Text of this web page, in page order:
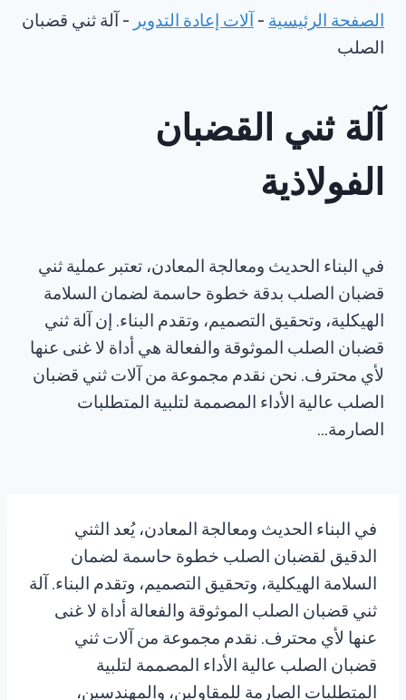
الصفحة الرئيسية - آلات إعادة التدوير - آلة ثني قضبان
الصلب
آلة ثني القضبان
الفولاذية
في البناء الحديث ومعالجة المعادن، تعتبر عملية ثني
قضبان الصلب بدقة خطوة حاسمة لضمان السلامة
الهيكلية، وتحقيق التصميم، وتقدم البناء. إن آلة ثني
قضبان الصلب الموثوقة والفعالة هي أداة لا غنى عنها
لأي محترف. نحن نقدم مجموعة من آلات ثني قضبان
الصلب عالية الأداء المصممة لتلبية المتطلبات
الصارمة…
في البناء الحديث ومعالجة المعادن، يُعد الثني
الدقيق لقضبان الصلب خطوة حاسمة لضمان
السلامة الهيكلية، وتحقيق التصميم، وتقدم البناء. آلة
ثني قضبان الصلب الموثوقة والفعالة أداة لا غنى
عنها لأي محترف. نقدم مجموعة من آلات ثني
قضبان الصلب عالية الأداء المصممة لتلبية
المتطلبات الصارمة للمقاولين، والمهندسين،